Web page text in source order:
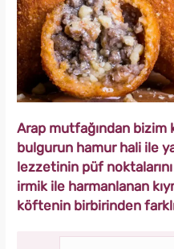
Arap mutfağından
bulgurun hamur hali ile
lezzetinin püf
irmik ile harmanlanan
köftenin birbirinden farklı